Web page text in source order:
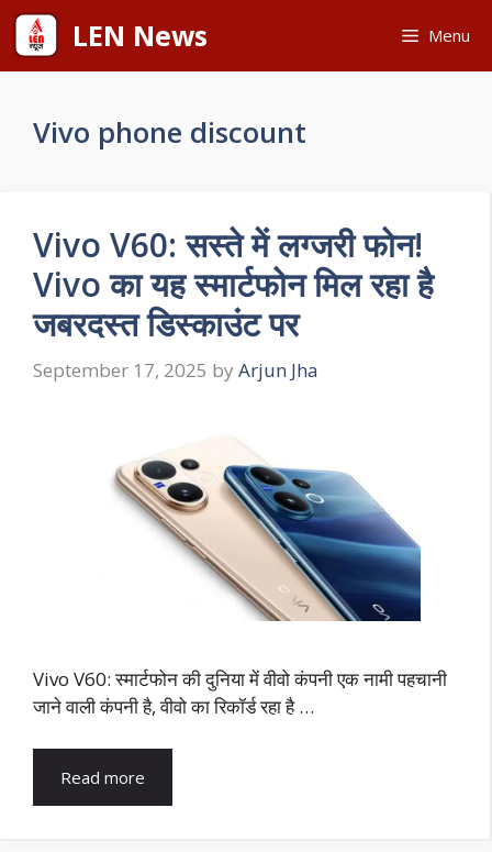
Skip
content
LEN News Menu
Vivo phone discount
Vivo V60: सस्ते में लग्जरी फोन!
Vivo का यह स्मार्टफोन मिल रहा है
जबरदस्त डिस्काउंट पर
September 17, 2025 by Arjun Jha
Vivo V60: स्मार्टफोन की दुनिया में वीवो कंपनी एक नामी पहचानी
जाने वाली कंपनी है, वीवो का रिकॉर्ड रहा है …
Read more